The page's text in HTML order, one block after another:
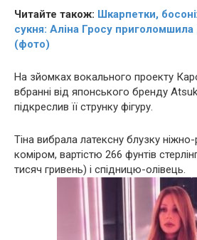
Читайте також: Шкарпетки,
сукня: Аліна Гросу
(фото)
На зйомках вокального проекту
вбранні від японського бренду
підкреслив її струнку фігуру.
Тіна вибрала латексну блузку
коміром, вартістю 266 фунтів
тисяч гривень) і спідницю-олівець.